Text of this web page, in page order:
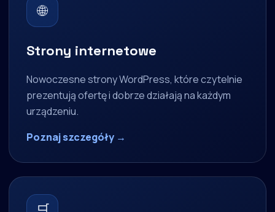
🌐
Strony internetowe
Nowoczesne strony WordPress, które czytelnie
prezentują ofertę i dobrze działają na każdym
urządzeniu.
Poznaj szczegóły →